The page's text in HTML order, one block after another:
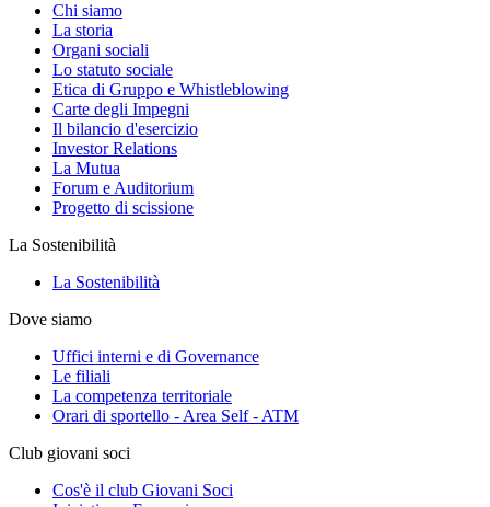
Chi siamo
La storia
Organi sociali
Lo statuto sociale
Etica di Gruppo e Whistleblowing
Carte degli Impegni
Il bilancio d'esercizio
Investor Relations
La Mutua
Forum e Auditorium
Progetto di scissione
La Sostenibilità
La Sostenibilità
Dove siamo
Uffici interni e di Governance
Le filiali
La competenza territoriale
Orari di sportello - Area Self - ATM
Club giovani soci
Cos'è il club Giovani Soci